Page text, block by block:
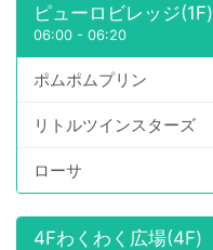
ピューロビレッジ(1F)
06:00 - 06:20
ポムポムプリン
リトルツインスターズ
ローサ
4Fわくわく広場(4F)